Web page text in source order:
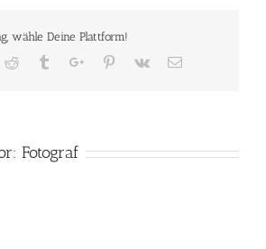
wähle Deine Plattform!
Reddit TumblrGoogle+Pinterest
Vk Email
Fotograf